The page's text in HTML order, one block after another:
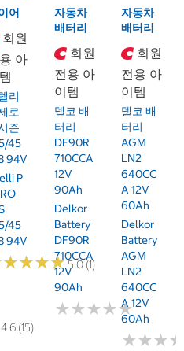
4.6 (15)
어
회원
아
리
로
즌
45
94V
P
45
94V
★★★★
★★★★5.0 (1)
자동차
배터리
회원
전용 아
이템
델코 배
터리
DF90R
710CCA
12V
90Ah
Delkor
Battery
DF90R
710CCA
12V
90Ah
★★★★★
★★★★★
자동차
배터리
회원
전용 아
이템
델코 배
터리
AGM
LN2
640CC
A 12V
60Ah
Delkor
Battery
AGM
LN2
640CC
A 12V
60Ah
★★★
★★★